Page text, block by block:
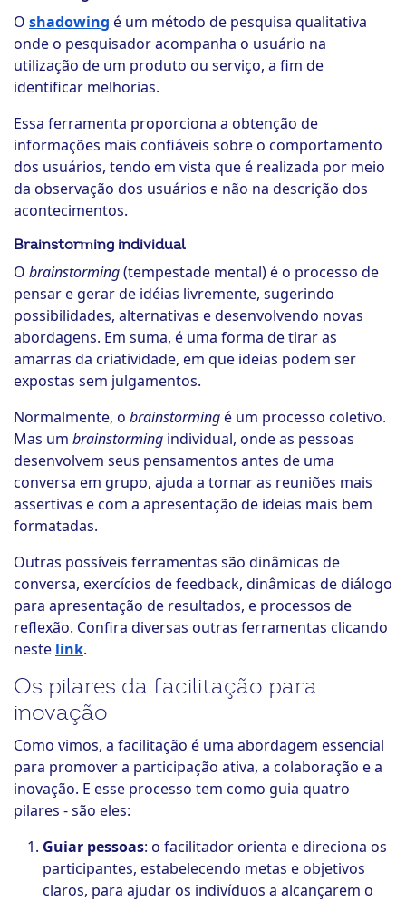
O shadowing é um método de pesquisa qualitativa
onde o pesquisador acompanha o usuário na
utilização de um produto ou serviço, a fim de
identificar melhorias.
Essa ferramenta proporciona a obtenção de
informações mais confiáveis sobre o comportamento
dos usuários, tendo em vista que é realizada por meio
da observação dos usuários e não na descrição dos
acontecimentos.
Brainstorming individual
O brainstorming(tempestade mental) é o processo de
pensar e gerar de idéias livremente, sugerindo
possibilidades, alternativas e desenvolvendo novas
abordagens. Em suma, é uma forma de tirar as
amarras da criatividade, em que ideias podem ser
expostas sem julgamentos.
Normalmente, o brainstormingé um processo coletivo.
Mas um brainstorming individual, onde as pessoas
desenvolvem seus pensamentos antes de uma
conversa em grupo, ajuda a tornar as reuniões mais
assertivas e com a apresentação de ideias mais bem
formatadas.
Outras possíveis ferramentas são dinâmicas de
conversa, exercícios de feedback, dinâmicas de diálogo
para apresentação de resultados, e processos de
reflexão. Confira diversas outras ferramentas clicando
neste link.
Os pilares da facilitação para
inovação
Como vimos, a facilitação é uma abordagem essencial
para promover a participação ativa, a colaboração e a
inovação. E esse processo tem como guia quatro
pilares - são eles:
Guiar pessoas: o facilitador orienta e direciona os
participantes, estabelecendo metas e objetivos
claros, para ajudar os indivíduos a alcançarem o